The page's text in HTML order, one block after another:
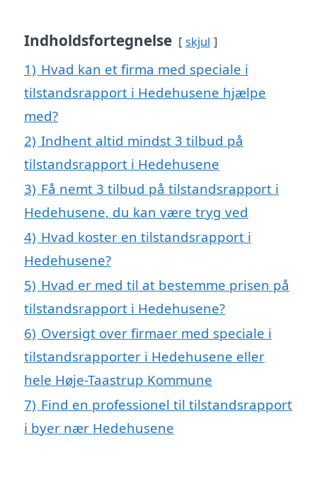
Indholdsfortegnelse skjul
1) Hvad kan et firma med speciale i
tilstandsrapport i Hedehusene hjælpe
med?
2) Indhent altid mindst 3 tilbud på
tilstandsrapport i Hedehusene
3) Få nemt 3 tilbud på tilstandsrapport i
Hedehusene, du kan være tryg ved
4) Hvad koster en tilstandsrapport i
Hedehusene?
5) Hvad er med til at bestemme prisen på
tilstandsrapport i Hedehusene?
6) Oversigt over firmaer med speciale i
tilstandsrapporter i Hedehusene eller
hele Høje-Taastrup Kommune
7) Find en professionel til tilstandsrapport
i byer nær Hedehusene